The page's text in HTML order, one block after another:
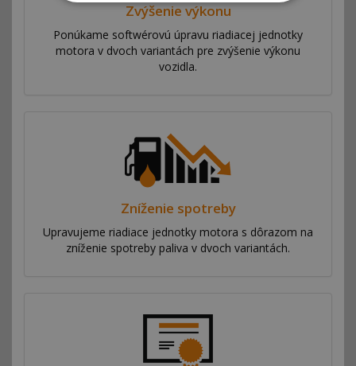
Zvýšenie výkonu
Ponúkame softwérovú úpravu riadiacej jednotky
motora v dvoch variantách pre zvýšenie výkonu
vozidla.
Zníženie spotreby
Upravujeme riadiace jednotky motora s dôrazom na
zníženie spotreby paliva v dvoch variantách.